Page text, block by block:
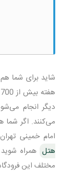
شاید برای شما
می‌کنند. اگر شما
امام خمینی
هتل همراه
مختلف این